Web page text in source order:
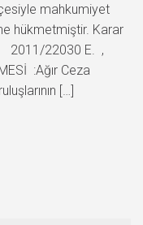
mahkumiyet
hükmetmiştir. Karar
2011/22030 E. ,
:Ağır Ceza
[…]